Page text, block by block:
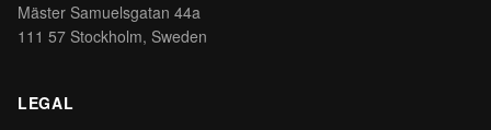
Mäster Samuelsgatan 44a
111 57 Stockholm, Sweden
LEGAL